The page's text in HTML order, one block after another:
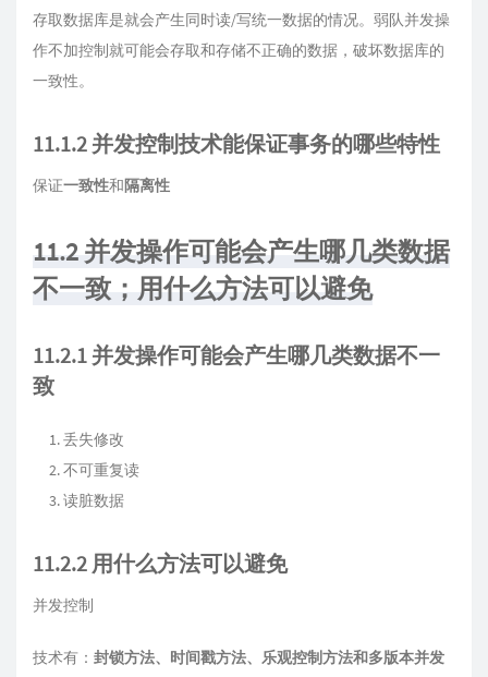
存取数据库是就会产生同时读/写统一数据的情况。弱队并发操
作不加控制就可能会存取和存储不正确的数据，破坏数据库的
一致性。
11.1.2 并发控制技术能保证事务的哪些特性
保证一致性和隔离性
11.2 并发操作可能会产生哪几类数据
不一致；用什么方法可以避免
11.2.1 并发操作可能会产生哪几类数据不一
致
丢失修改
不可重复读
读脏数据
11.2.2 用什么方法可以避免
并发控制
技术有： 封锁方法、时间戳方法、乐观控制方法和多版本并发